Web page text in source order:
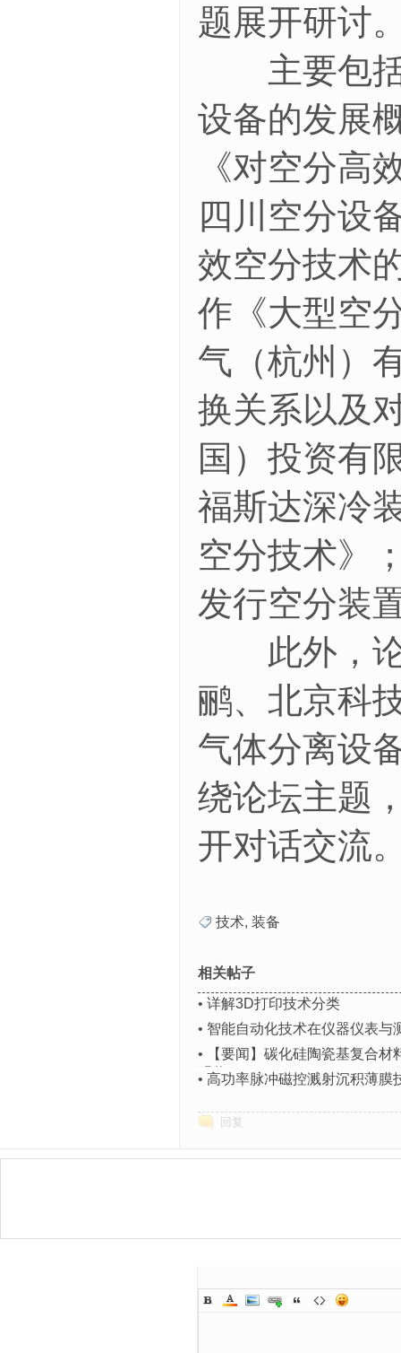
题展开研讨
主要包括
设备的发展
《对空分高
四川空分设
效空分技术
作《大型空
气（杭州）
换关系以及
国）投资有
福斯达深冷
空分技术》
发行空分装
此外，论
鹂、北京科
气体分离设
绕论坛主题
开对话交流
技术, 装备
相关帖子
• 详解3D打印技术分类
• 智能自动化技术在仪器仪表与
•
【要闻】碳化硅陶瓷基复合
明奖
• 高功率脉冲磁控溅射沉积薄膜
回复